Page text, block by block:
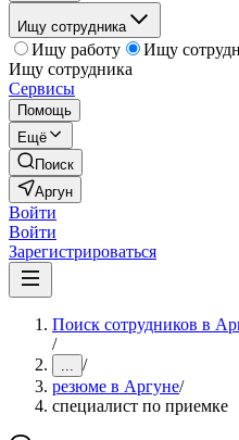
Ищу сотрудника
Ищу работу
Ищу
Ищу сотрудника
Сервисы
Помощь
Ещё
Поиск
Аргун
Войти
Войти
Зарегистрироваться
Поиск сотрудников в
/
... /
резюме в Аргуне/
специалист по приемке